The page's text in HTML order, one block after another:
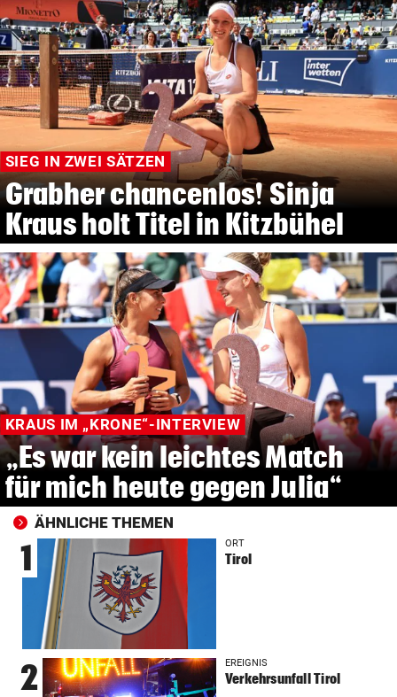
SIEG IN ZWEI SÄTZEN
Grabher chancenlos! Sinja
Kraus holt Titel in Kitzbühel
KRAUS IM „KRONE“-INTERVIEW
„Es war kein leichtes Match
für mich heute gegen Julia“
ÄHNLICHE THEMEN
1 ORT
Tirol
2 EREIGNIS
Verkehrsunfall Tirol